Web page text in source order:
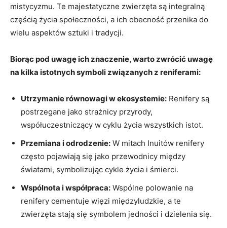
mistycyzmu. Te majestatyczne zwierzęta są integralną
częścią życia społeczności, a ich obecność przenika do
wielu aspektów sztuki i tradycji.
Biorąc pod uwagę ich znaczenie, warto zwrócić uwagę
na kilka istotnych symboli związanych z reniferami:
Utrzymanie równowagi w ekosystemie: Renifery są
postrzegane jako strażnicy przyrody,
współuczestniczący w cyklu życia wszystkich istot.
Przemiana i odrodzenie: W mitach Inuitów renifery
często pojawiają się jako przewodnicy między
światami, symbolizując cykle życia i śmierci.
Wspólnota i współpraca: Wspólne polowanie na
renifery cementuje więzi międzyludzkie, a te
zwierzęta stają się symbolem jedności i dzielenia się.